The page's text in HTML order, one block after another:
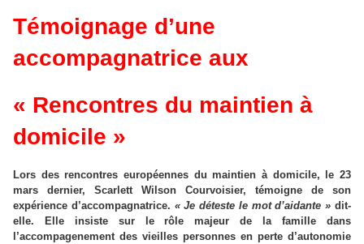
Témoignage d’une
accompagnatrice aux
« Rencontres du maintien à
domicile »
Lors des rencontres européennes du maintien à domicile, le 23
mars dernier, Scarlett Wilson Courvoisier, témoigne de son
expérience d’accompagnatrice. « Je déteste le mot d’aidante » dit-
elle. Elle insiste sur le rôle majeur de la famille dans
l’accompagenement des vieilles personnes en perte d’autonomie